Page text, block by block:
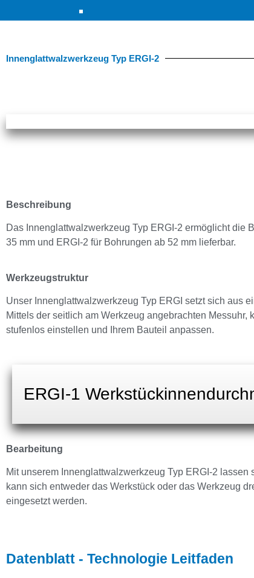
Innenglattwalzwerkzeug Typ ERGI-2
Beschreibung
Das Innenglattwalzwerkzeug Typ ERGI-2 ermöglicht die
35 mm und ERGI-2 für Bohrungen ab 52 mm lieferbar.
Werkzeugstruktur
Unser Innenglattwalzwerkzeug Typ ERGI setzt sich aus
Mittels der seitlich am Werkzeug angebrachten
stufenlos einstellen und Ihrem Bauteil anpassen.
ERGI-1
Bearbeitung
Mit unserem Innenglattwalzwerkzeug Typ ERGI-2
kann sich entweder das Werkstück oder das Werkzeug
eingesetzt werden.
Datenblatt - Technologie Leitfaden